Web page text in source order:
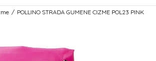
POLLINO STRADA GUMENE CIZME POL23 PINK